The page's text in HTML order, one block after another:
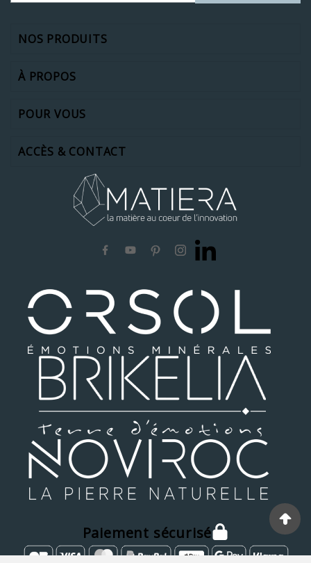
NOS PRODUITS
À PROPOS
POUR VOUS
ACCÈS & CONTACT
Paiement sécurisé